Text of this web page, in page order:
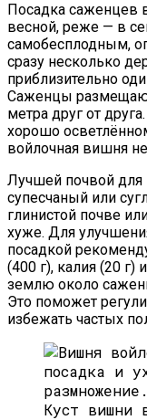
Посадка саженцев
весной, реже — в
самобесплодным,
сразу несколько
приблизительно
Саженцы
метра друг от
хорошо
войлочная вишня
Лучшей почвой для
супесчаный или
глинистой почве
хуже. Для
посадкой
(400 г), калия (20 г)
землю около
Это поможет
избежать частых
Куст вишни